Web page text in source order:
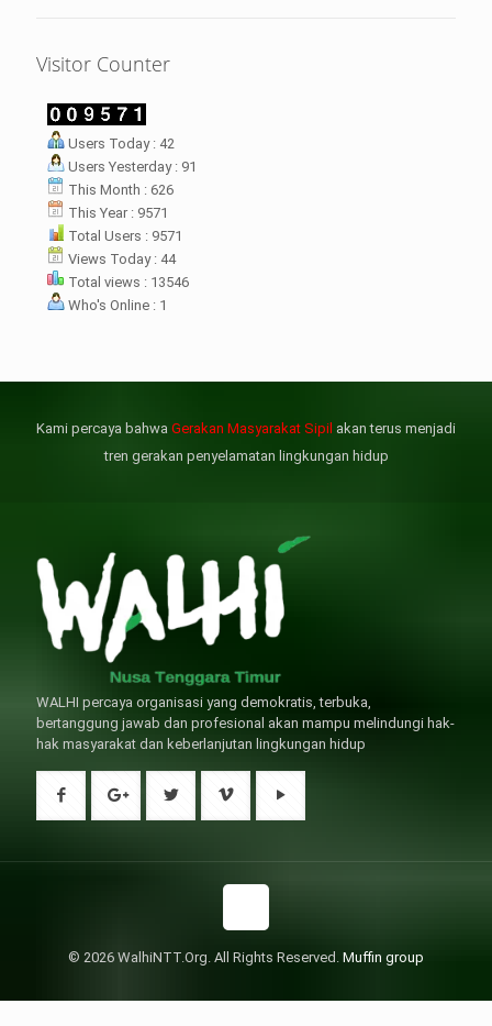
Visitor Counter
Users Today : 42
Users Yesterday : 91
This Month : 626
This Year : 9571
Total Users : 9571
Views Today : 44
Total views : 13546
Who's Online : 1
Desak
masyarakat dua desa
bukan merupakan
pertama ke
ATR/ BPN. Warga
kunjungan kali ini membuat
ATR/BPN
penyelesaian
agraria di desa mereka.
壯陽藥台灣購物
情感來說不管是ED患者自己還
性生活肯定都是非常不滿意的，
而鋼, 因此只要了解避免了以上禁
症，現有的臨床經驗來看，在醫
犀利士壯陽藥線上購買
康、動脈血管健康，使心臟動泵
窄，從而引起器質性勃起功能障
（陽痿）。犀利士 的副作用類
，所以亦會加重犀利士副作用症
Kami percaya bahwa Gerakan Masyarakat Sipil akan terus menjadi
tren gerakan penyelamatan lingkungan hidup
WALHI percaya organisasi yang demokratis, terbuka,
bertanggung jawab dan profesional akan mampu melindungi hak-
hak masyarakat dan keberlanjutan lingkungan hidup
© 2026 WalhiNTT.Org. All Rights Reserved. Muffin group